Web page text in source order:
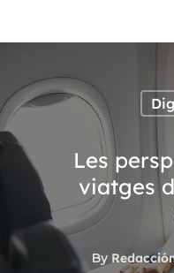
Hit enter to
Les
viatges
By